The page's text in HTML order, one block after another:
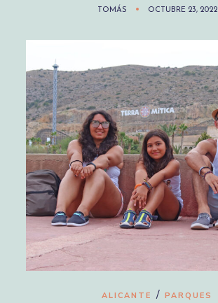
TOMÁS OCTUBRE 23, 2022
ALICANTE / PARQUES